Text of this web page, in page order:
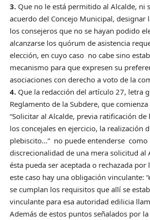
3. Que no le está permitido al Alcalde, ni
acuerdo del Concejo Municipal, designar
los consejeros que no se hayan podido
alcanzarse los quórum de asistencia
elección, en cuyo caso no cabe sino
mecanismo para que expresen su
asociaciones con derecho a voto de la
4. Que la redacción del artículo 27, letra
Reglamento de la Subdere, que
“Solicitar al Alcalde, previa ratificación de
los concejales en ejercicio, la realización
plebiscito…” no puede entenderse como
discrecionalidad de una mera solicitud al
ésta pueda ser aceptada o rechazada por
este caso hay una obligación vinculante:
se cumplan los requisitos que allí se
vinculante para esa autoridad edilicia
Además de estos puntos señalados por